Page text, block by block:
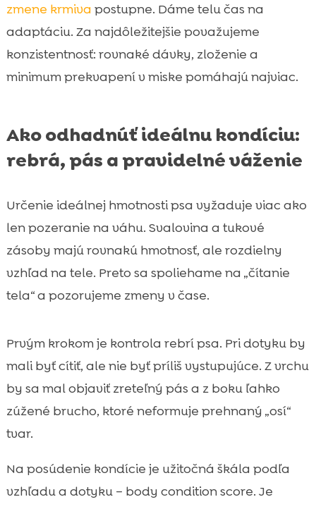
zmene krmiva postupne. Dáme telu čas na
adaptáciu. Za najdôležitejšie považujeme
konzistentnosť: rovnaké dávky, zloženie a
minimum prekvapení v miske pomáhajú najviac.
Ako odhadnúť ideálnu kondíciu:
rebrá, pás a pravidelné váženie
Určenie ideálnej hmotnosti psa vyžaduje viac ako
len pozeranie na váhu. Svalovina a tukové
zásoby majú rovnakú hmotnosť, ale rozdielny
vzhľad na tele. Preto sa spoliehame na „čítanie
tela“ a pozorujeme zmeny v čase.
Prvým krokom je kontrola rebrí psa. Pri dotyku by
mali byť cítiť, ale nie byť príliš vystupujúce. Z vrchu
by sa mal objaviť zreteľný pás a z boku ľahko
zúžené brucho, ktoré neformuje prehnaný „osí“
tvar.
Na posúdenie kondície je užitočná škála podľa
vzhľadu a dotyku – body condition score. Je